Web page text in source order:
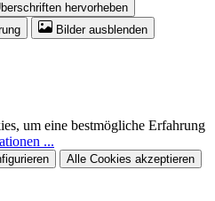
hervorheben
Bilder ausblenden
um eine bestmögliche Erfahrung
...
Alle Cookies akzeptieren